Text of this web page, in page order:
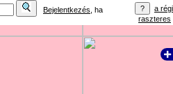
Bejelentkezés , ha
a régi
raszteres